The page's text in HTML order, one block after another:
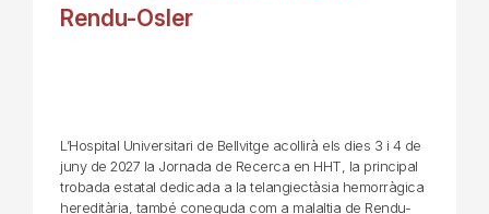
Rendu-Osler
L’Hospital Universitari de Bellvitge acollirà els dies 3 i 4 de
juny de 2027 la Jornada de Recerca en HHT, la principal
trobada estatal dedicada a la telangiectàsia hemorràgica
hereditària, també coneguda com a malaltia de Rendu-